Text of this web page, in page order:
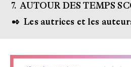
AUTOUR DES TEMPS
Les autrices et les